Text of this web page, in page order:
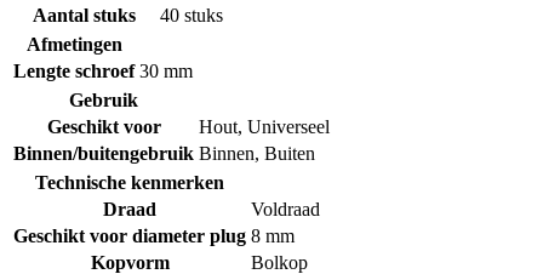
Aantal stuks
40 stuks
Afmetingen
Lengte schroef 30 mm
Gebruik
Geschikt voor
Hout, Universeel
Binnen/buitengebruik Binnen, Buiten
Technische kenmerken
Draad
Voldraad
Geschikt voor diameter plug 8 mm
Kopvorm
Bolkop